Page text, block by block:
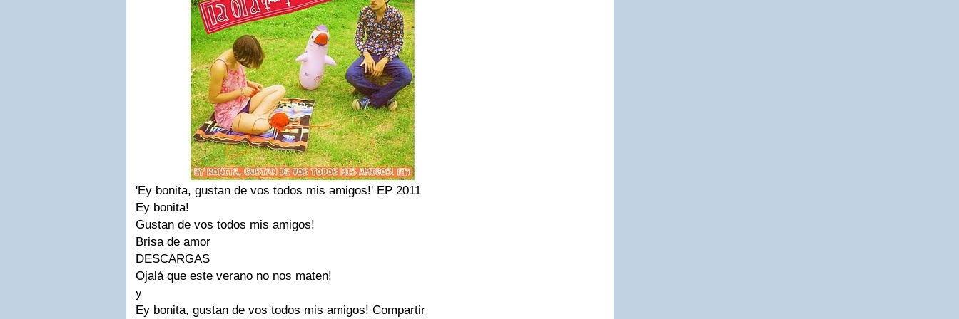
'Ey bonita, gustan de vos todos mis amigos!' EP 2011
Ey bonita!
Gustan de vos todos mis amigos!
Brisa de amor
DESCARGAS
Ojalá que este verano no nos maten!
y
Ey bonita, gustan de vos todos mis amigos! Compartir